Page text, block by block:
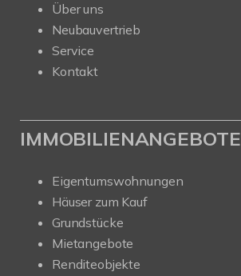
Über uns
Neubauvertrieb
Service
Kontakt
IMMOBILIENANGEBOTE
Eigentumswohnungen
Häuser zum Kauf
Grundstücke
Mietangebote
Renditeobjekte